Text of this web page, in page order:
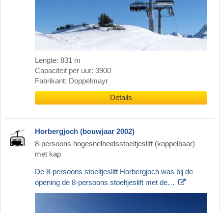
Lengte: 831 m
Capaciteit per uur: 3900
Fabrikant: Doppelmayr
Details
Horbergjoch (bouwjaar 2002)
8-persoons hogesnelheidsstoeltjeslift (koppelbaar)
met kap
De 8-persoons stoeltjeslift Horbergjoch was bij de
opening de 8-persoons stoeltjeslift met de…